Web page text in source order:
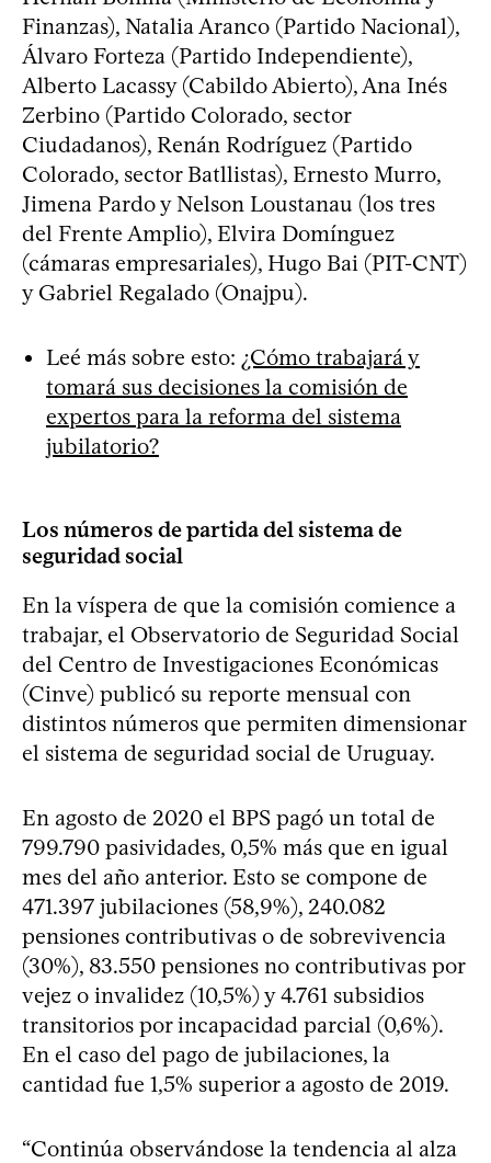
Finanzas), Natalia Aranco (Partido Nacional),
Álvaro Forteza (Partido Independiente),
Alberto Lacassy (Cabildo Abierto), Ana Inés
Zerbino (Partido Colorado, sector
Ciudadanos), Renán Rodríguez (Partido
Colorado, sector Batllistas), Ernesto Murro,
Jimena Pardo y Nelson Loustanau (los tres
del Frente Amplio), Elvira Domínguez
(cámaras empresariales), Hugo Bai (PIT-CNT)
y Gabriel Regalado (Onajpu).
Leé más sobre esto: ¿Cómo trabajará y
tomará sus decisiones la comisión de
expertos para la reforma del sistema
jubilatorio?
Los números de partida del sistema de
seguridad social
En la víspera de que la comisión comience a
trabajar, el Observatorio de Seguridad Social
del Centro de Investigaciones Económicas
(Cinve) publicó su reporte mensual con
distintos números que permiten dimensionar
el sistema de seguridad social de Uruguay.
En agosto de 2020 el BPS pagó un total de
799.790 pasividades, 0,5% más que en igual
mes del año anterior. Esto se compone de
471.397 jubilaciones (58,9%), 240.082
pensiones contributivas o de sobrevivencia
(30%), 83.550 pensiones no contributivas por
vejez o invalidez (10,5%) y 4.761 subsidios
transitorios por incapacidad parcial (0,6%).
En el caso del pago de jubilaciones, la
cantidad fue 1,5% superior a agosto de 2019.
“Continúa observándose la tendencia al alza